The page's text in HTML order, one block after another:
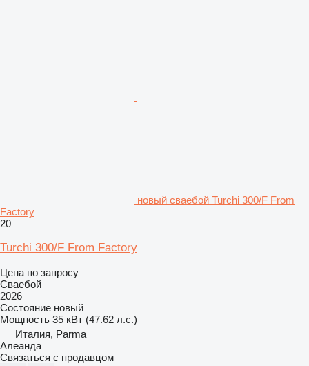
новый сваебой Turchi 300/F From
Factory
20
Turchi 300/F From Factory
Цена по запросу
Сваебой
2026
Состояние новый
Мощность 35 кВт (47.62 л.с.)
Италия, Parma
Алеанда
Связаться с продавцом